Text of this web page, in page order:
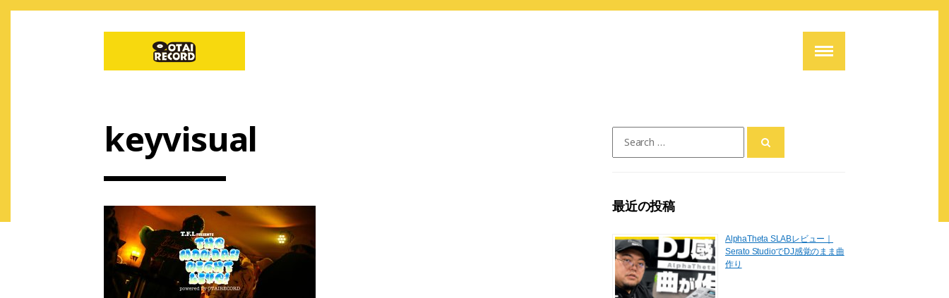
keyvisual
for:
最近の投稿
AlphaTheta SLABレビュー｜
Serato StudioでDJ感覚のまま曲
作り